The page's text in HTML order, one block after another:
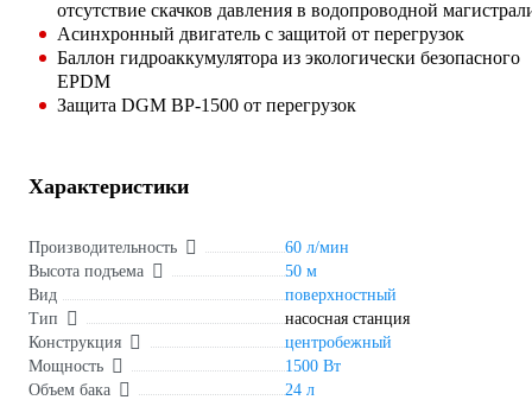
отсутствие скачков давления в водопроводной
Асинхронный двигатель с защитой от перегрузок
Баллон гидроаккумулятора из экологически безопасного
EPDM
Защита DGM BP-1500 от перегрузок
Характеристики
Производительность
60 л/мин
Высота подъема
50 м
Вид
поверхностный
Тип
насосная станция
Конструкция
центробежный
Мощность
1500 Вт
Объем бака
24 л